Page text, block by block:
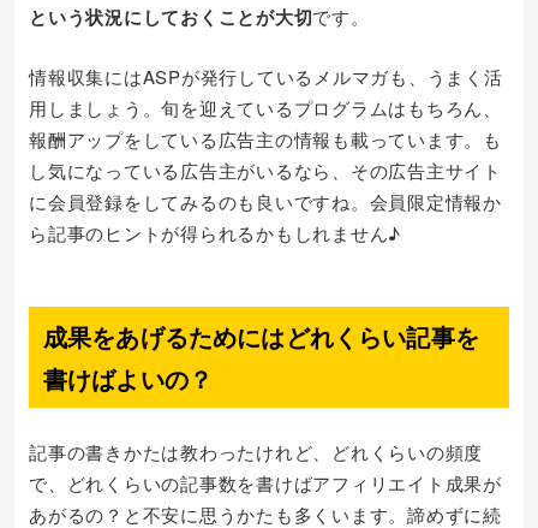
という状況にしておくことが大切です。
情報収集にはASPが発行しているメルマガも、うまく活
用しましょう。旬を迎えているプログラムはもちろん、
報酬アップをしている広告主の情報も載っています。も
し気になっている広告主がいるなら、その広告主サイト
に会員登録をしてみるのも良いですね。会員限定情報か
ら記事のヒントが得られるかもしれません♪
成果をあげるためにはどれくらい記事を
書けばよいの？
記事の書きかたは教わったけれど、どれくらいの頻度
で、どれくらいの記事数を書けばアフィリエイト成果が
あがるの？と不安に思うかたも多くいます。諦めずに続